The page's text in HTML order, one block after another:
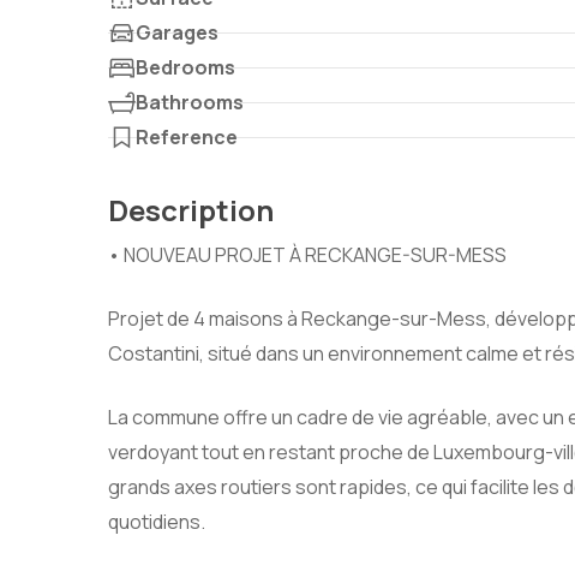
Garages
Bedrooms
Bathrooms
Reference
Description
• NOUVEAU PROJET À RECKANGE-SUR-MESS
Projet de 4 maisons à Reckange-sur-Mess,
Costantini, situé dans un environnement calme et
La commune offre un cadre de vie agréable, avec un
verdoyant tout en restant proche de Luxembourg-
grands axes routiers sont rapides, ce qui facilite les
quotidiens.